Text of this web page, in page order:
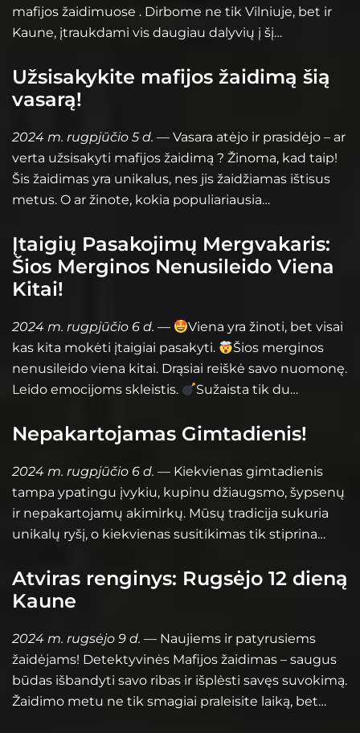
mafijos žaidimuose . Dirbome ne tik Vilniuje, bet ir
Kaune, įtraukdami vis daugiau dalyvių į šį…
Užsisakykite mafijos žaidimą šią
vasarą!
2024 m. rugpjūčio 5 d. — Vasara atėjo ir prasidėjo – ar
verta užsisakyti mafijos žaidimą ? Žinoma, kad taip!
Šis žaidimas yra unikalus, nes jis žaidžiamas ištisus
metus. O ar žinote, kokia populiariausia…
Įtaigių Pasakojimų Mergvakaris:
Šios Merginos Nenusileido Viena
Kitai!
2024 m. rugpjūčio 6 d. —
Viena yra žinoti, bet visai
kas kita mokėti įtaigiai pasakyti.
Šios merginos
nenusileido viena kitai. Drąsiai reiškė savo nuomonę.
Leido emocijoms skleistis.
Sužaista tik du…
Nepakartojamas Gimtadienis!
2024 m. rugpjūčio 6 d. — Kiekvienas gimtadienis
tampa ypatingu įvykiu, kupinu džiaugsmo, šypsenų
ir nepakartojamų akimirkų. Mūsų tradicija sukuria
unikalų ryšį, o kiekvienas susitikimas tik stiprina…
Atviras renginys: Rugsėjo 12 dieną
Kaune
2024 m. rugsėjo 9 d. — Naujiems ir patyrusiems
žaidėjams! Detektyvinės Mafijos žaidimas – saugus
būdas išbandyti savo ribas ir išplėsti savęs suvokimą.
Žaidimo metu ne tik smagiai praleisite laiką, bet…